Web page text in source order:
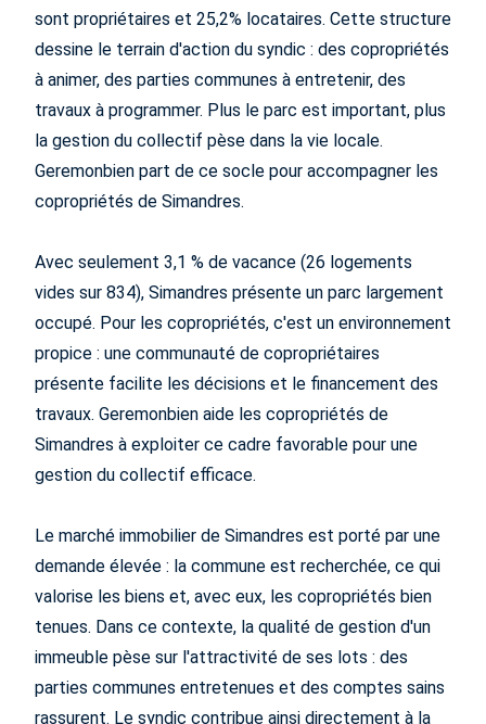
sont propriétaires et 25,2% locataires. Cette structure
dessine le terrain d'action du syndic : des copropriétés
à animer, des parties communes à entretenir, des
travaux à programmer. Plus le parc est important, plus
la gestion du collectif pèse dans la vie locale.
Geremonbien part de ce socle pour accompagner les
copropriétés de Simandres.
Avec seulement 3,1 % de vacance (26 logements
vides sur 834), Simandres présente un parc largement
occupé. Pour les copropriétés, c'est un environnement
propice : une communauté de copropriétaires
présente facilite les décisions et le financement des
travaux. Geremonbien aide les copropriétés de
Simandres à exploiter ce cadre favorable pour une
gestion du collectif efficace.
Le marché immobilier de Simandres est porté par une
demande élevée : la commune est recherchée, ce qui
valorise les biens et, avec eux, les copropriétés bien
tenues. Dans ce contexte, la qualité de gestion d'un
immeuble pèse sur l'attractivité de ses lots : des
parties communes entretenues et des comptes sains
rassurent. Le syndic contribue ainsi directement à la